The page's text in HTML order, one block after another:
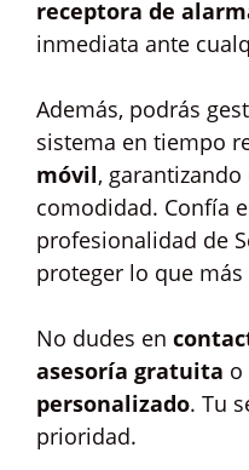
receptora de
inmediata ante
Además, podrás
sistema en tiempo
móvil,
comodidad. Confía
profesionalidad de
proteger lo que más
No dudes en
asesoría gratuita o
personalizado. Tu
prioridad.